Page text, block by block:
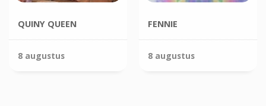
QUINY QUEEN
8 augustus
FENNIE
8 augustus